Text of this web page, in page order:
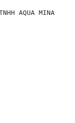
AQUA MINA